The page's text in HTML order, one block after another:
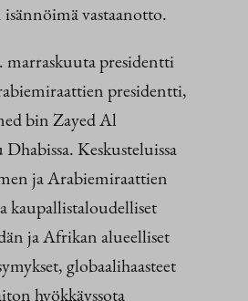
vastaanotto.
marraskuuta presidentti
presidentti,
bin Zayed Al
Keskusteluissa
ja Arabiemiraattien
kaupallistaloudelliset
ja Afrikan alueelliset
globaalihaasteet
hyökkäyssota